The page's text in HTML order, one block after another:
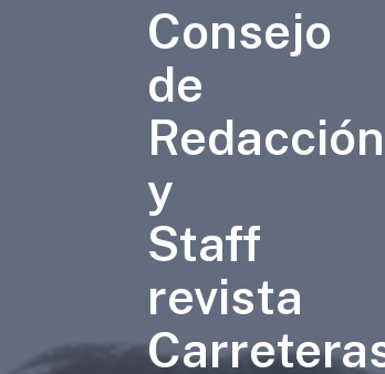
Consejo
de
Redacción
y
Staff
revista